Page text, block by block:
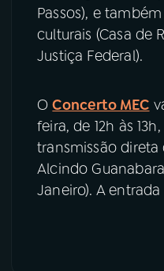
Passos), e
culturais (Casa de
Justiça Federal).
OConcerto MEC
feira, de 12h às
transmissão direta
Alcindo
Janeiro). A